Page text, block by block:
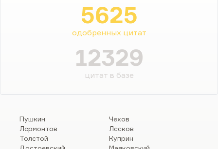
5625
одобренных цитат
12329
цитат в базе
Пушкин
Лермонтов
Толстой
Чехов
Лесков
Куприн